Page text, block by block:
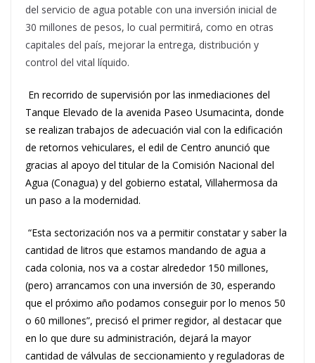
del servicio de agua potable con una inversión inicial de
30 millones de pesos, lo cual permitirá, como en otras
capitales del país, mejorar la entrega, distribución y
control del vital líquido.
En recorrido de supervisión por las inmediaciones del
Tanque Elevado de la avenida Paseo Usumacinta, donde
se realizan trabajos de adecuación vial con la edificación
de retornos vehiculares, el edil de Centro anunció que
gracias al apoyo del titular de la Comisión Nacional del
Agua (Conagua) y del gobierno estatal, Villahermosa da
un paso a la modernidad.
“Esta sectorización nos va a permitir constatar y saber la
cantidad de litros que estamos mandando de agua a
cada colonia, nos va a costar alrededor 150 millones,
(pero) arrancamos con una inversión de 30, esperando
que el próximo año podamos conseguir por lo menos 50
o 60 millones”, precisó el primer regidor, al destacar que
en lo que dure su administración, dejará la mayor
cantidad de válvulas de seccionamiento y reguladoras de